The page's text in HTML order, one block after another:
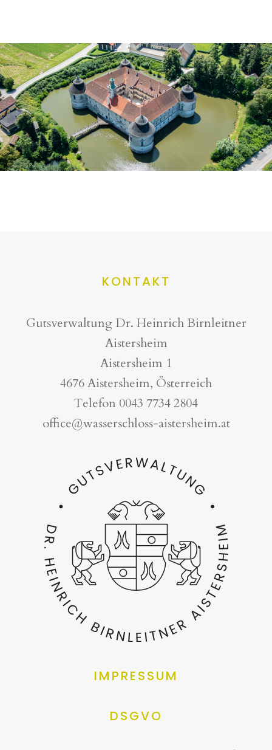
KONTAKT
Gutsverwaltung Dr. Heinrich Birnleitner
Aistersheim
Aistersheim 1
4676 Aistersheim, Österreich
Telefon 0043 7734 2804
office@wasserschloss-aistersheim.at
IMPRESSUM
DSGVO